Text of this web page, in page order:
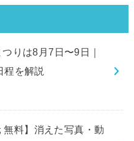
りは8月7日〜9日｜
程を解説
無料】消えた写真・動